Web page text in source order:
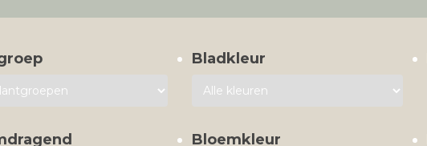
Bladkleur
Bloemkleur